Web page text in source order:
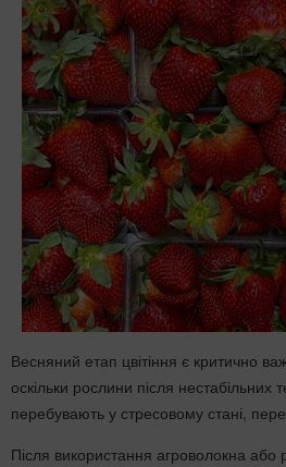
Весняний етап цвітіння є критично
оскільки рослини після
перебувають у стресовому стані,
Після використання агроволокна або